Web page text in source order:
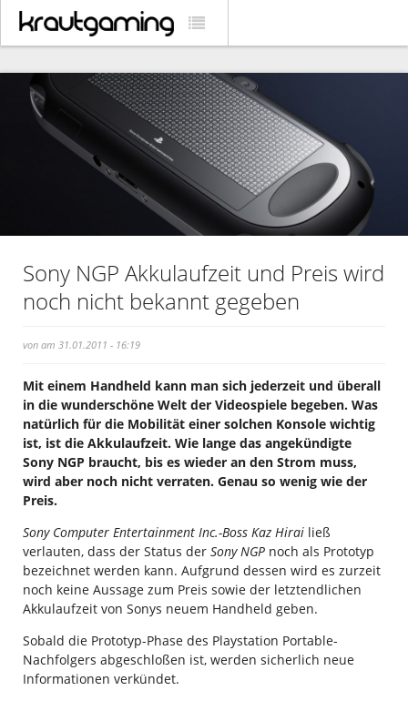
Sony NGP Akkulaufzeit und Preis wird
noch nicht bekannt gegeben
von am 31.01.2011 - 16:19
Mit einem Handheld kann man sich jederzeit und überall
in die wunderschöne Welt der Videospiele begeben. Was
natürlich für die Mobilität einer solchen Konsole wichtig
ist, ist die Akkulaufzeit. Wie lange das angekündigte
Sony NGP braucht, bis es wieder an den Strom muss,
wird aber noch nicht verraten. Genau so wenig wie der
Preis.
Sony Computer Entertainment Inc.-Boss Kaz Hirai ließ
verlauten, dass der Status der Sony NGP noch als Prototyp
bezeichnet werden kann. Aufgrund dessen wird es zurzeit
noch keine Aussage zum Preis sowie der letztendlichen
Akkulaufzeit von Sonys neuem Handheld geben.
Sobald die Prototyp-Phase des Playstation Portable-
Nachfolgers abgeschloßen ist, werden sicherlich neue
Informationen verkündet.